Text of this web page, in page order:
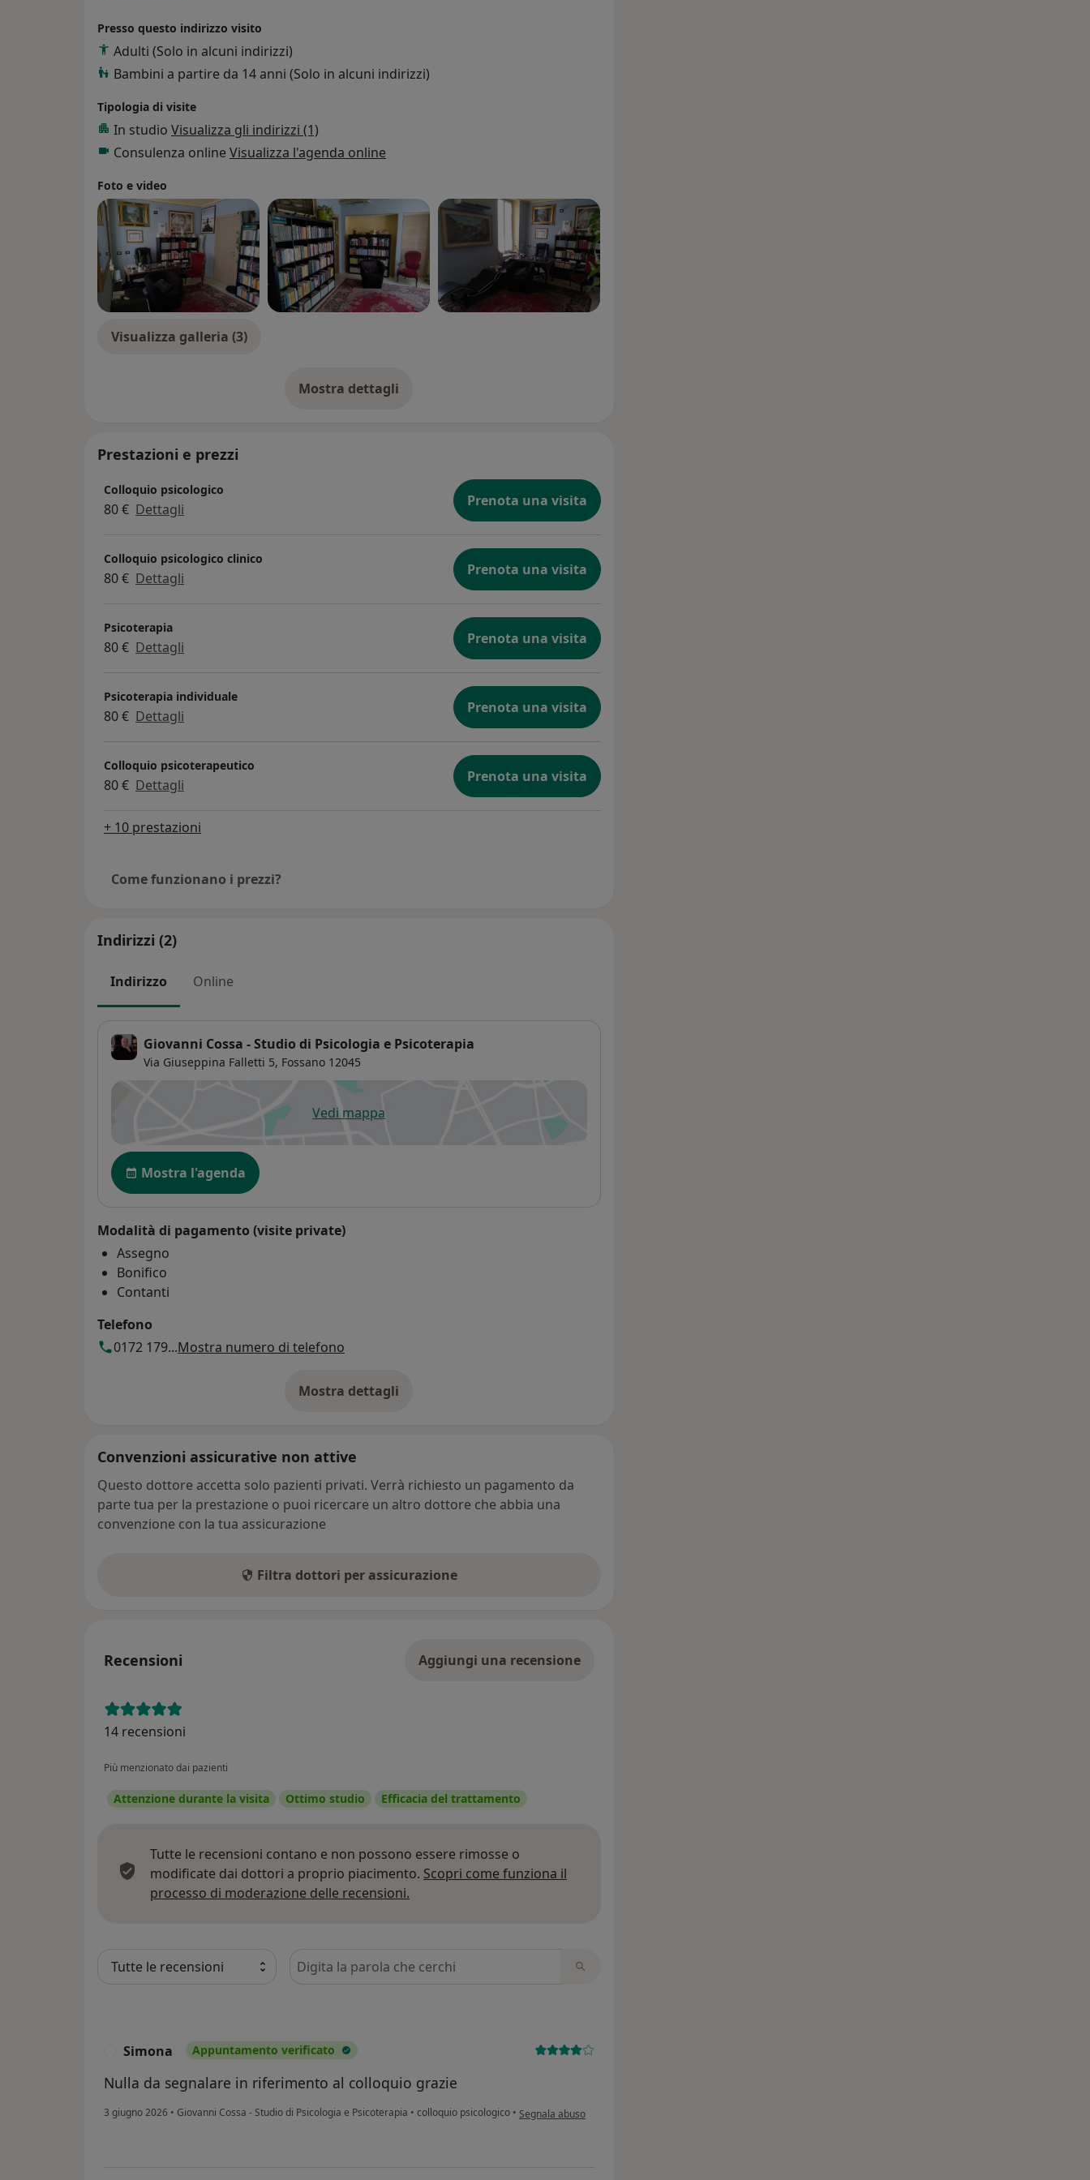
mondo interiore e la vita di relazione con gli altri.
Presso questo indirizzo visito
Adulti (Solo in alcuni indirizzi)
Bambini a partire da 14 anni (Solo in alcuni indirizzi)
Tipologia di visite
In studio Visualizza gli indirizzi (1)
Consulenza online Visualizza l'agenda online
Foto e video
Visualizza galleria (3)
Mostra dettagli
sull'esperienza
Prestazioni e prezzi
Colloquio psicologico
80 € Dettagli Prenota una visita
Colloquio psicologico clinico
80 € Dettagli Prenota una visita
Psicoterapia
80 € Dettagli Prenota una visita
Psicoterapia individuale
80 € Dettagli Prenota una visita
Colloquio psicoterapeutico
80 € Dettagli Prenota una visita
+ 10 prestazioni
Come funzionano i prezzi?
Indirizzi (2)
Indirizzo Online
Giovanni Cossa - Studio di Psicologia e Psicoterapia
Via Giuseppina Falletti 5, Fossano 12045
Vedi mappasi apre in una nuova scheda
Disponibilità
Mostra l'agenda
Modalità di pagamento (visite private)
Assegno
Bonifico
Contanti
Telefono
0172 179...Mostra numero di telefono
Mostra dettagli
sull'indirizzo
Convenzioni assicurative non attive
Questo dottore accetta solo pazienti privati. Verrà richiesto un pagamento da
parte tua per la prestazione o puoi ricercare un altro dottore che abbia una
convenzione con la tua assicurazione
Filtra dottori per assicurazione
Recensioni Aggiungi una recensione
14 recensioni
Più menzionato dai pazienti
Attenzione durante la visita Ottimo studio Efficacia del trattamento
Tutte le recensioni contano e non possono essere rimosse o
modificate dai dottori a proprio piacimento. Scopri come funziona il
processo di moderazione delle recensioni.
Cerca nelle recensioni
Simona Appuntamento verificato
Nulla da segnalare in riferimento al colloquio grazie
3 giugno 2026 • Giovanni Cossa - Studio di Psicologia e Psicoterapia • colloquio psicologico • secondo l'opinione dell'utente Simona
Segnala abuso